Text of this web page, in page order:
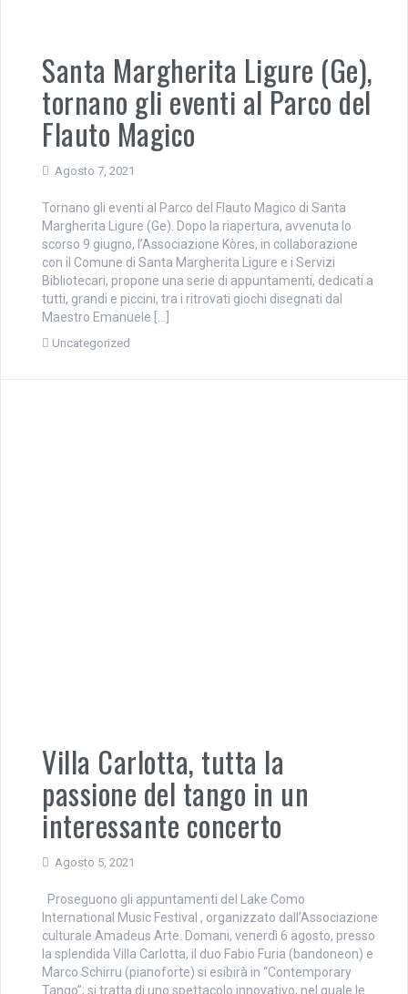
Santa Margherita Ligure (Ge),
tornano gli eventi al Parco del
Flauto Magico
Agosto 7, 2021
Tornano gli eventi al Parco del Flauto Magico di Santa
Margherita Ligure (Ge). Dopo la riapertura, avvenuta lo
scorso 9 giugno, l’Associazione Kòres, in collaborazione
con il Comune di Santa Margherita Ligure e i Servizi
Bibliotecari, propone una serie di appuntamenti, dedicati a
tutti, grandi e piccini, tra i ritrovati giochi disegnati dal
Maestro Emanuele […]
Uncategorized
Villa Carlotta, tutta la
passione del tango in un
interessante concerto
Agosto 5, 2021
Proseguono gli appuntamenti del Lake Como
International Music Festival , organizzato dall’Associazione
culturale Amadeus Arte. Domani, venerdì 6 agosto, presso
la splendida Villa Carlotta, il duo Fabio Furia (bandoneon) e
Marco Schirru (pianoforte) si esibirà in “Contemporary
Tango”; si tratta di uno spettacolo innovativo, nel quale le